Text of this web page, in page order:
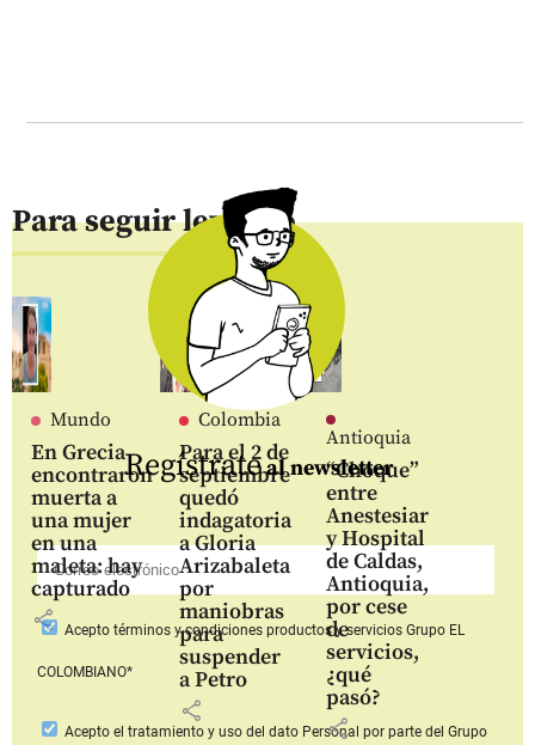
Para seguir leyendo
Mundo
En Grecia
encontraron
muerta a
una mujer
en una
maleta: hay
capturado
share
Colombia
Para el 2 de
septiembre
quedó
indagatoria
a Gloria
Arizabaleta
por
maniobras
para
suspender
a Petro
share
Antioquia
“Choque”
entre
Anestesiar
y Hospital
de Caldas,
Antioquia,
por cese
de
servicios,
¿qué
pasó?
share
Regístrateal newsletter
Aceptotérminos y condiciones productos y serviciosGrupo EL
COLOMBIANO*
Acepto el tratamiento y uso del dato Personal por parte del Grupo